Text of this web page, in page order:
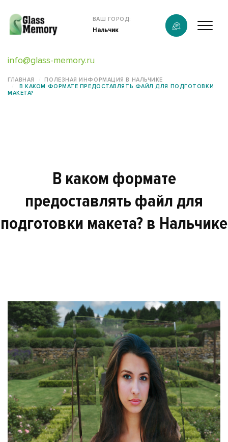
info@glass-memory.ru
ВАШ ГОРОД:
Нальчик
Продукция
Контакты
ГЛАВНАЯ
ПОЛЕЗНАЯ ИНФОРМАЦИЯ В НАЛЬЧИКЕ
В КАКОМ ФОРМАТЕ ПРЕДОСТАВЛЯТЬ ФАЙЛ ДЛЯ ПОДГОТОВКИ
МАКЕТА?
В каком формате
предоставлять файл для
подготовки макета? в Нальчике